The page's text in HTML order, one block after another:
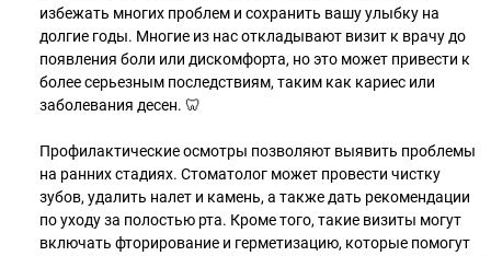
избежать многих проблем и сохранить вашу улыбку на
долгие годы. Многие из нас откладывают визит к врачу до
появления боли или дискомфорта, но это может привести к
более серьезным последствиям, таким как кариес или
заболевания десен. 🦷
Профилактические осмотры позволяют выявить проблемы
на ранних стадиях. Стоматолог может провести чистку
зубов, удалить налет и камень, а также дать рекомендации
по уходу за полостью рта. Кроме того, такие визиты могут
включать фторирование и герметизацию, которые помогут